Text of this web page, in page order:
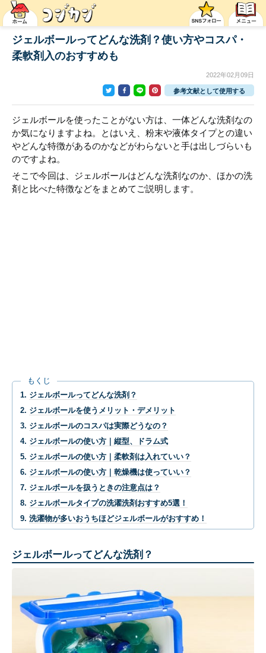
ジェルボールってどんな洗剤？使い方やコスパ・
柔軟剤入のおすすめも
2022年02月09日
参考文献として使用する
ジェルボールを使ったことがない方は、一体どんな洗剤なの
か気になりますよね。とはいえ、粉末や液体タイプとの違い
やどんな特徴があるのかなどがわらないと手は出しづらいも
のですよね。
そこで今回は、ジェルボールはどんな洗剤なのか、ほかの洗
剤と比べた特徴などをまとめてご説明します。
もくじ
ジェルボールってどんな洗剤？
ジェルボールを使うメリット・デメリット
ジェルボールのコスパは実際どうなの？
ジェルボールの使い方｜縦型、ドラム式
ジェルボールの使い方｜柔軟剤は入れていい？
ジェルボールの使い方｜乾燥機は使っていい？
ジェルボールを扱うときの注意点は？
ジェルボールタイプの洗濯洗剤おすすめ5選！
洗濯物が多いおうちほどジェルボールがおすすめ！
ジェルボールってどんな洗剤？